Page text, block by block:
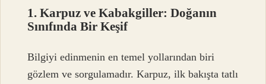
1. Karpuz ve Kabakgiller: Doğanın
Sınıfında Bir Keşif
Bilgiyi edinmenin en temel yollarından biri
gözlem ve sorgulamadır. Karpuz, ilk bakışta tatlı